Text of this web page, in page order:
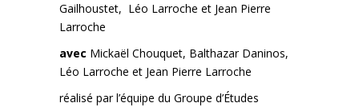
Gailhoustet, Léo Larroche et Jean Pierre
Larroche
avec Mickaël Chouquet, Balthazar Daninos,
Léo Larroche et Jean Pierre Larroche
réalisé par l’équipe du Groupe d’Études